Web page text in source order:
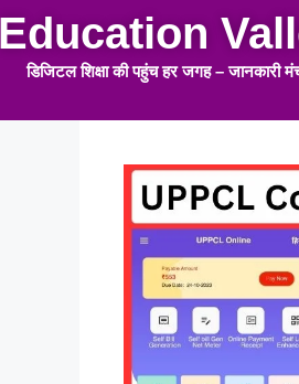
डिजिटल शिक्षा की पहुंच हर जगह–जानकारी